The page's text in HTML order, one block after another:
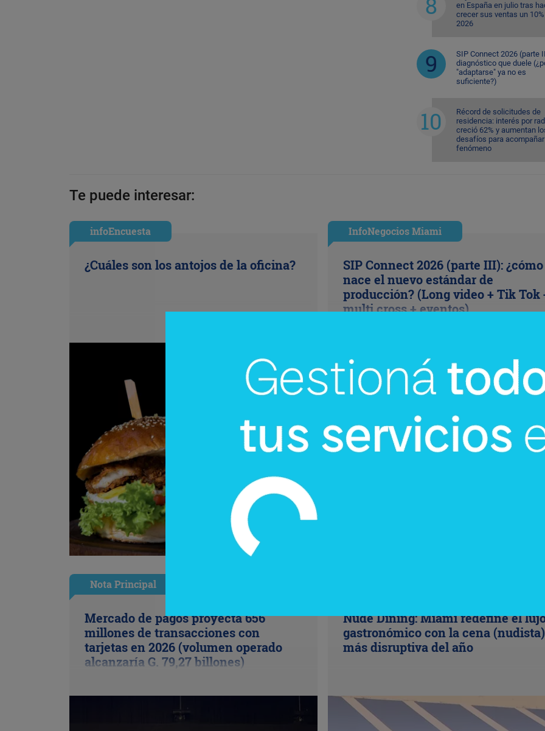
en España en julio tras
crecer sus ventas un
2026
SIP Connect 2026 (parte
diagnóstico que duele
"adaptarse" ya no es
suficiente?)
Récord de solicitudes de
residencia: interés por
creció 62% y aumentan
desafíos para
fenómeno
Te puede interesar:
infoEncuesta
¿Cuáles son los antojos de la oficina?
InfoNegocios Miami
SIP Connect 2026 (parte III): ¿cómo
nace el nuevo estándar de
producción? (Long video + Tik Tok
multi cross + eventos)
Nota Principal
Mercado de pagos proyecta 656
millones de transacciones con
tarjetas en 2026 (volumen operado
alcanzaría G. 79,27 billones)
Nude Dining: Miami redefine el
gastronómico con la cena (nudista)
más disruptiva del año